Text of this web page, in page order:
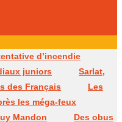
d’incendie
juniors
Sarlat,
des Français
Les
les méga-feux
Mandon
Des obus